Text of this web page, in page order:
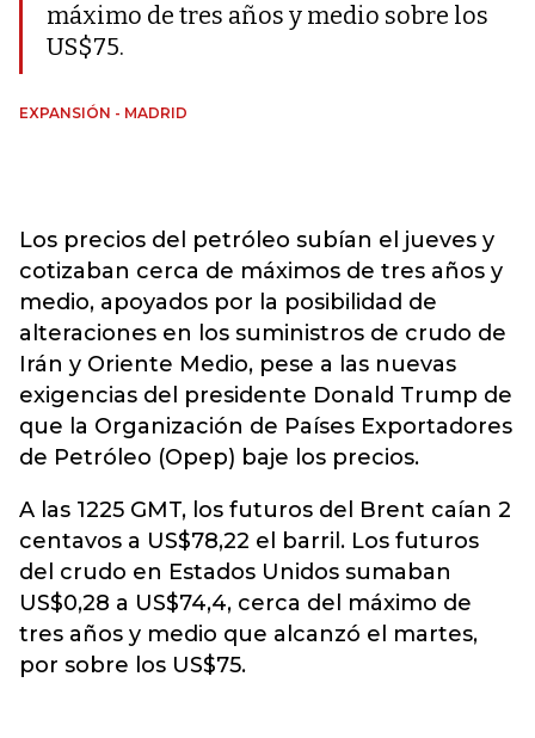
máximo de tres años y medio sobre los
US$75.
EXPANSIÓN - MADRID
Los precios del petróleo subían el jueves y
cotizaban cerca de máximos de tres años y
medio, apoyados por la posibilidad de
alteraciones en los suministros de crudo de
Irán y Oriente Medio, pese a las nuevas
exigencias del presidente Donald Trump de
que la Organización de Países Exportadores
de Petróleo (Opep) baje los precios.
A las 1225 GMT, los futuros del Brent caían 2
centavos a US$78,22 el barril. Los futuros
del crudo en Estados Unidos sumaban
US$0,28 a US$74,4, cerca del máximo de
tres años y medio que alcanzó el martes,
por sobre los US$75.